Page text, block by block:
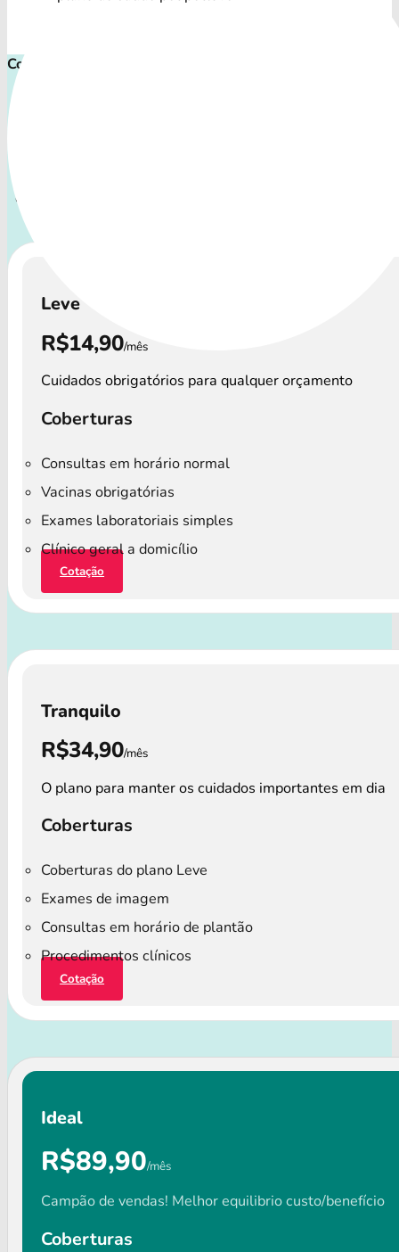
Comece proteger ainda hoje!
Com uma variedade de procedimentos, o Petlove Plano
demanda atenção especial.
Leve
R$14,90/mês
Cuidados obrigatórios para qualquer orçamento
Coberturas
Consultas em horário normal
Vacinas obrigatórias
Exames laboratoriais simples
Clínico geral a domicílio
Cotação
Tranquilo
R$34,90/mês
O plano para manter os cuidados importantes em dia
Coberturas
Coberturas do plano Leve
Exames de imagem
Consultas em horário de plantão
Procedimentos clínicos
Cotação
Ideal
R$89,90/mês
Campão de vendas! Melhor equilibrio custo/benefício
Coberturas